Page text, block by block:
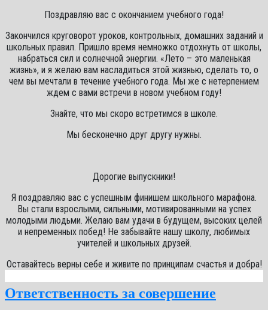
Поздравляю вас с окончанием учебного года!
Закончился круговорот уроков, контрольных, домашних заданий и
школьных правил. Пришло время немножко отдохнуть от школы,
набраться сил и солнечной энергии. «Лето – это маленькая
жизнь», и я желаю вам насладиться этой жизнью, сделать то, о
чем вы мечтали в течение учебного года. Мы же с нетерпением
ждем с вами встречи в новом учебном году!
Знайте, что мы скоро встретимся в школе.
Мы бесконечно друг другу нужны.
Дорогие выпускники!
Я поздравляю вас с успешным финишем школьного марафона.
Вы стали взрослыми, сильными, мотивированными на успех
молодыми людьми. Желаю вам удачи в будущем, высоких целей
и непременных побед! Не забывайте нашу школу, любимых
учителей и школьных друзей.
Оставайтесь верны себе и живите по принципам счастья и добра!
Ответственность за совершение